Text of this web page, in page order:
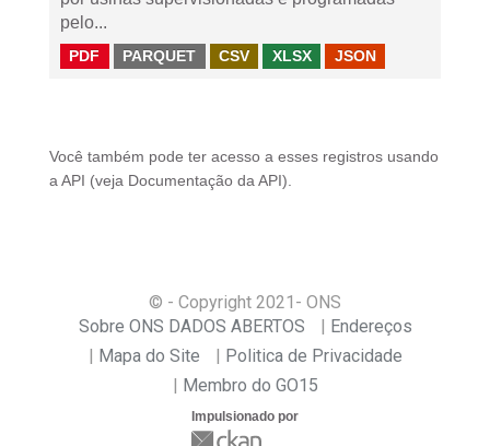
pelo...
PDF PARQUET CSV XLSX JSON
Você também pode ter acesso a esses registros usando
a API (veja Documentação da API ).
© - Copyright 2021 - ONS
Sobre ONS DADOS ABERTOS
Endereços
Mapa do Site
Politica de Privacidade
Membro do GO15
Impulsionado por